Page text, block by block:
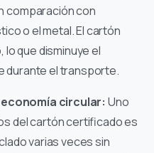
comparación con
o el metal. El cartón
que disminuye el
durante el transporte.
circular: Uno
del cartón certificado es
varias veces sin